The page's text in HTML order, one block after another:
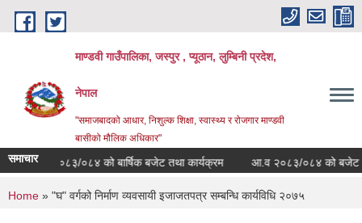
Skip to main content
माण्डवी गाउँपालिका, जस्पुर , प्यूठान, लुम्बिनी प्रदेश,
नेपाल
"समाजबादको आधार, निशुल्क शिक्षा, स्वास्थ्य र रोजगार माण्डवी
बासीको मौलिक अधिकार"
समाचार
आ.व २०८३/०८४ को बार्षिक बजेट तथा कार्यक्रम आ.व २०८३/०८४ को बजेट तथा
You are here
Home » "घ" वर्गको निर्माण व्यवसायी इजाजतपत्र सम्बन्धि कार्यविधि २०७५